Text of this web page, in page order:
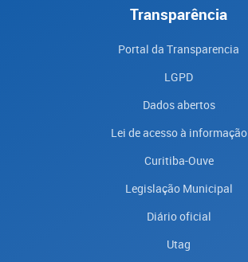
Transparência
Portal da Transparencia
LGPD
Dados abertos
Lei de acesso à informação
Curitiba-Ouve
Legislação Municipal
Diário oficial
Utag